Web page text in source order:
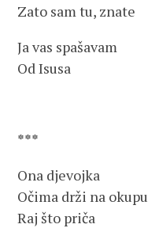
Zato sam tu, znate
Ja vas spašavam
Od Isusa
***
Ona djevojka
Očima drži na okupu
Raj što priča